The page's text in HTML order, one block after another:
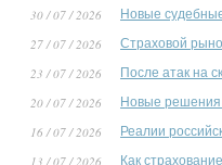
30 / 07 / 2026 Новые
27 / 07 / 2026 Страховой
23 / 07 / 2026 После атак на
20 / 07 / 2026 Новые решения
16 / 07 / 2026 Реалии
13 / 07 / 2026 Как